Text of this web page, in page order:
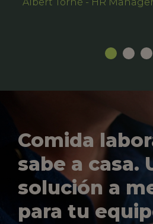
Comida
sabe a casa.
solución a
para tu